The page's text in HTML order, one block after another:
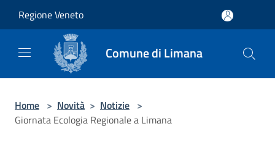
Regione Veneto
Comune di Limana
Home > Novità > Notizie >
Giornata Ecologia Regionale a Limana